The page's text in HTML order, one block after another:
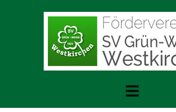
Toggle